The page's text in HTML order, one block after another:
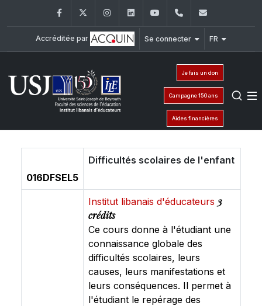
FacebookTwitter InstagramLinkedInYouTube+961 (1) 421 548
Accréditée par Se connecter FR
Je fais un don
Campagne 150 ans
Aides financières
016DFSEL5
Difficultés scolaires de l'enfant
Institut libanais d'éducateurs 3
crédits
Ce cours donne à l'étudiant une
connaissance globale des
difficultés scolaires, leurs
causes, leurs manifestations et
leurs conséquences. Il permet à
l'étudiant le repérage des